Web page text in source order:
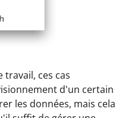
travail, ces cas
d'un certain
les données, mais cela